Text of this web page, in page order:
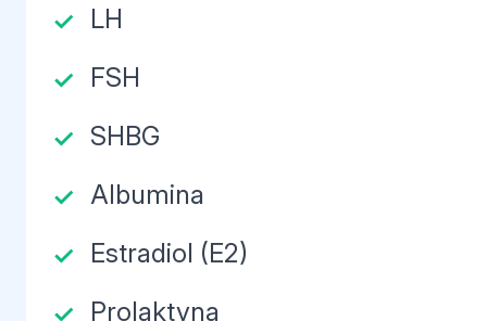
LH
FSH
SHBG
Albumina
Estradiol (E2)
Prolaktyna